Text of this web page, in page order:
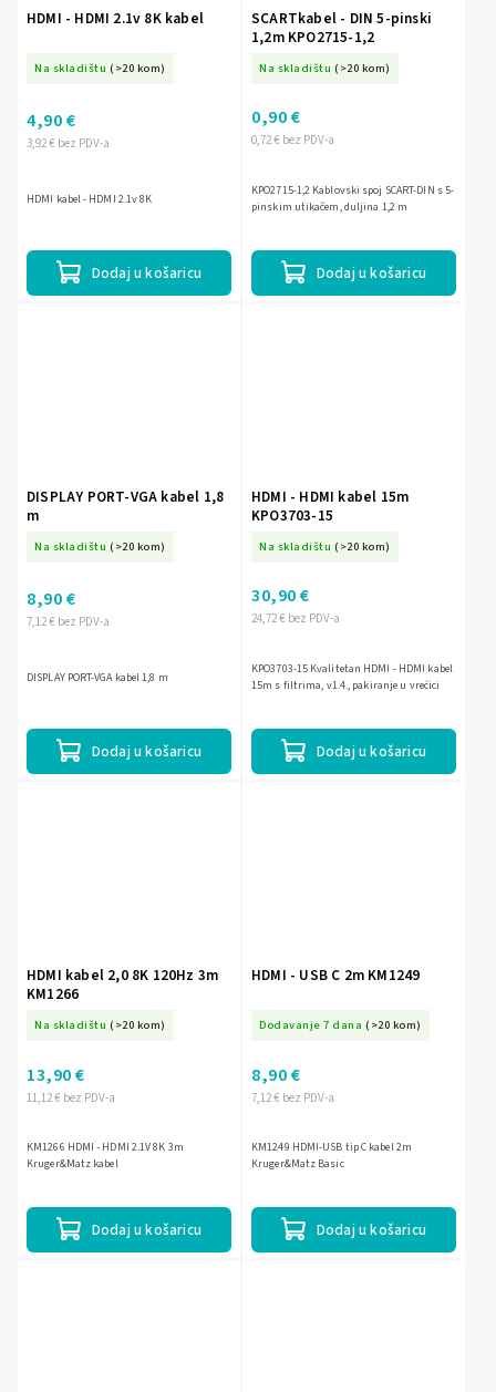
HDMI - HDMI 2.1v 8K kabel
Na skladištu (>20 kom)
3,92 € bez PDV-a
4,90 €
Dodaj u košaricu
HDMI kabel - HDMI 2.1v 8K
SCARTkabel - DIN 5-pinski
1,2m KPO2715-1,2
Na skladištu (>20 kom)
0,72 € bez PDV-a
0,90 €
Dodaj u košaricu
KPO2715-1,2 Kablovski spoj SCART-DIN s 5-
pinskim utikačem, duljina 1,2 m
DISPLAY PORT-VGA kabel 1,8
m
Na skladištu (>20 kom)
7,12 € bez PDV-a
8,90 €
Dodaj u košaricu
DISPLAY PORT-VGA kabel 1,8 m
HDMI - HDMI kabel 15m
KPO3703-15
Na skladištu (>20 kom)
24,72 € bez PDV-a
30,90 €
Dodaj u košaricu
KPO3703-15 Kvalitetan HDMI - HDMI kabel
15m s filtrima, v1.4., pakiranje u vrećici
HDMI kabel 2,0 8K 120Hz 3m
KM1266
Na skladištu (>20 kom)
11,12 € bez PDV-a
13,90 €
Dodaj u košaricu
KM1266 HDMI - HDMI 2.1V 8K 3m
Kruger&Matz kabel
HDMI - USB C 2m KM1249
Dodavanje 7 dana (>20 kom)
7,12 € bez PDV-a
8,90 €
Dodaj u košaricu
KM1249 HDMI-USB tip C kabel 2m
Kruger&Matz Basic